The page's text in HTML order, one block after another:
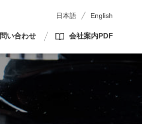
日本語 English
い合わせ 会社案内PDF